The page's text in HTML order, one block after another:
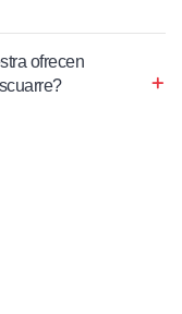
ofrecen